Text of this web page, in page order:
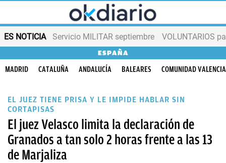
ES NOTICIA Servicio MILITAR septiembre VOLUNTARIOS
ESPAÑA
MADRID CATALUÑA ANDALUCÍA BALEARES COMUNIDAD
EL JUEZ TIENE PRISA Y LE IMPIDE HABLAR SIN
CORTAPISAS
El juez Velasco limita la declaración de
Granados a tan solo 2 horas frente a las 13
de Marjaliza